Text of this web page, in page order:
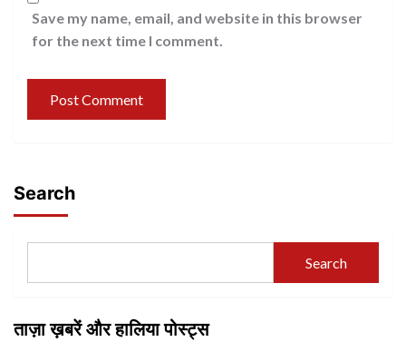
Save my name, email, and website in this browser
for the next time I comment.
Search
Search
ताज़ा ख़बरें और हालिया पोस्ट्स